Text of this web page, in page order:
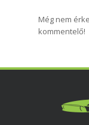
Még nem
kommentelő!